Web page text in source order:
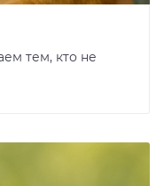
тем, кто не